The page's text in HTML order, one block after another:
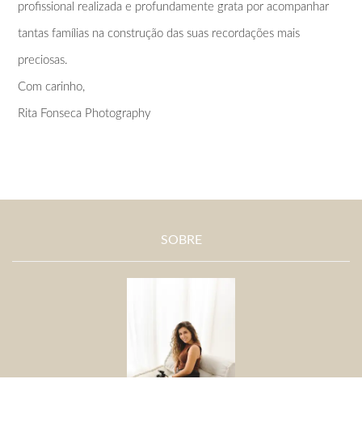
profissional realizada e profundamente grata por acompanhar
tantas famílias na construção das suas recordações mais
preciosas.
Com carinho,
Rita Fonseca Photography
SOBRE